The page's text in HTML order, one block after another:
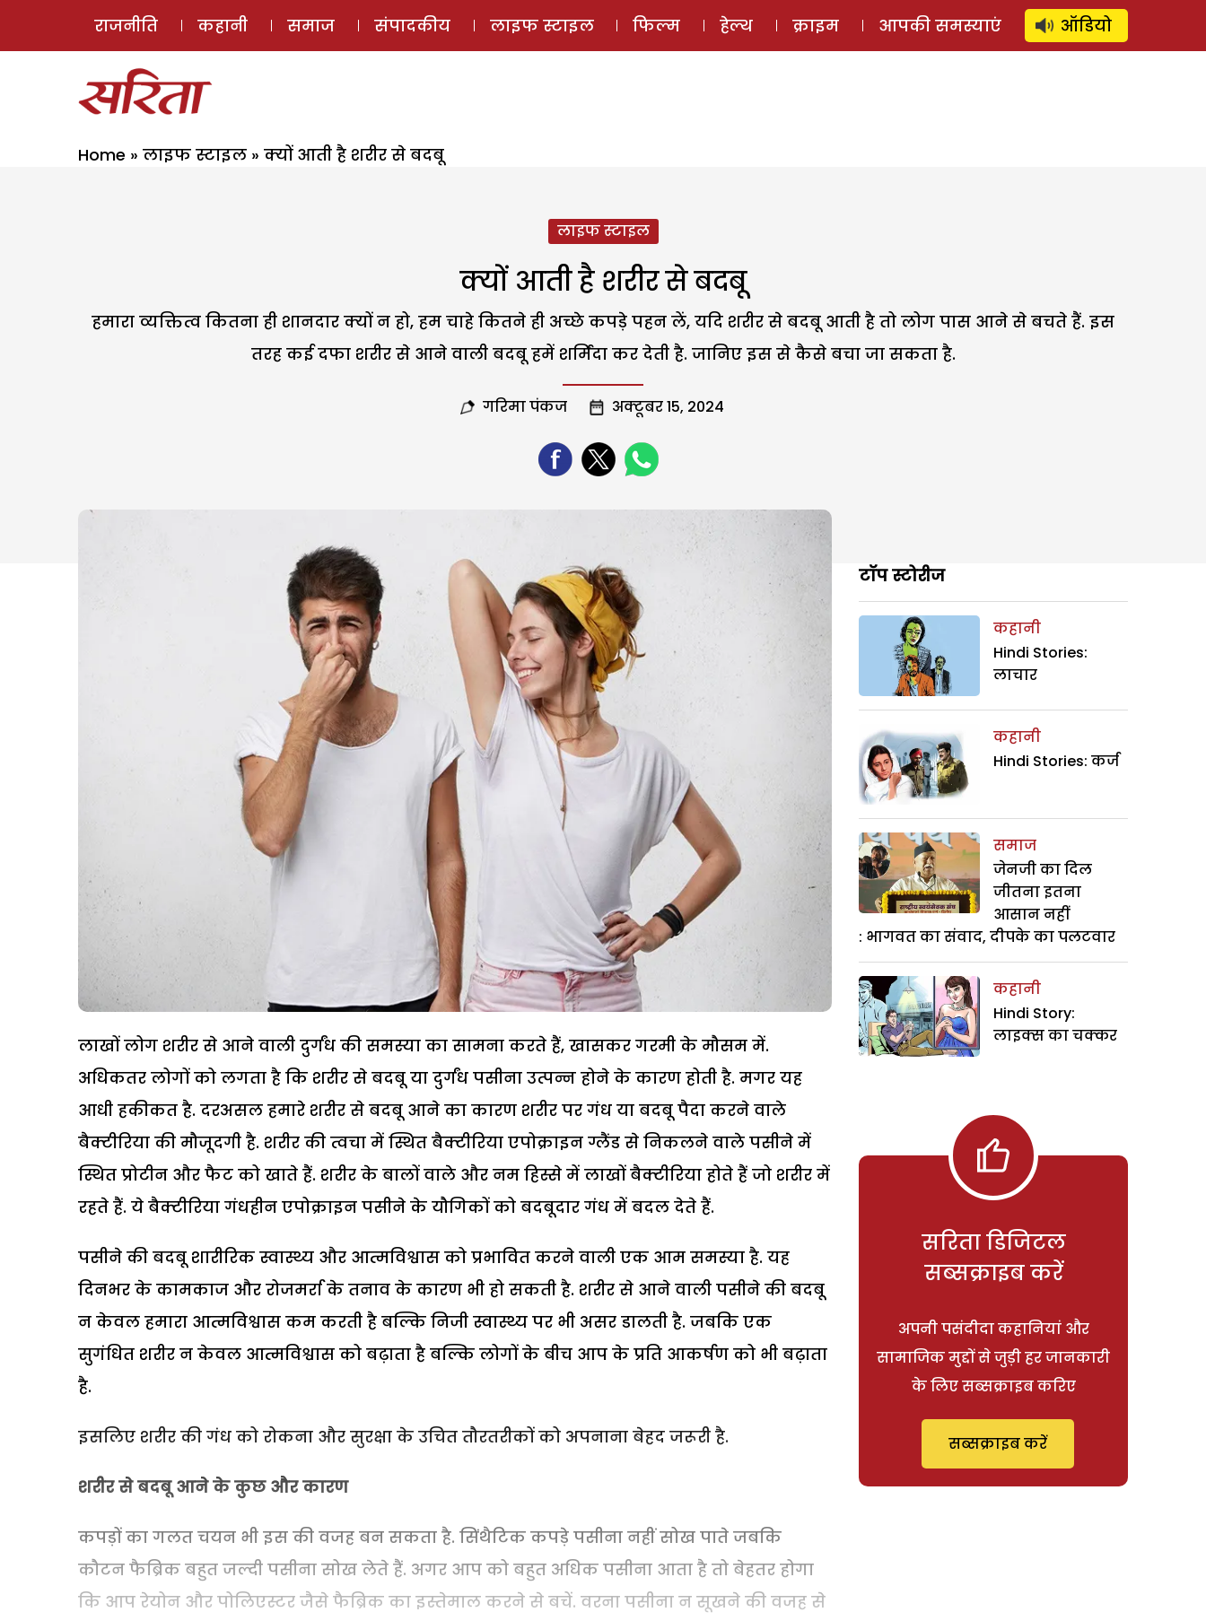
ई-मैगज़ीन ऑडियो स्टोरी लॉग इन ⚲ SUBSCRIBE
राजनीति कहानी समाज संपादकीय लाइफ स्टाइल फिल्म हेल्थ क्राइम आपकी समस्याएं ऑडियो
Home » लाइफ स्टाइल » क्यों आती है शरीर से बदबू
लाइफ स्टाइल
क्यों आती है शरीर से बदबू
हमारा व्यक्तित्व कितना ही शानदार क्यों न हो, हम चाहे कितने ही अच्छे कपड़े पहन लें, यदि शरीर से बदबू आती है तो लोग पास आने से बचते हैं. इस
तरह कई दफा शरीर से आने वाली बदबू हमें शर्मिंदा कर देती है. जानिए इस से कैसे बचा जा सकता है.
गरिमा पंकज अक्टूबर 15, 2024
लाखों लोग शरीर से आने वाली दुर्गंध की समस्या का सामना करते हैं, खासकर गरमी के मौसम में.
अधिकतर लोगों को लगता है कि शरीर से बदबू या दुर्गंध पसीना उत्पन्न होने के कारण होती है. मगर यह
आधी हकीकत है. दरअसल हमारे शरीर से बदबू आने का कारण शरीर पर गंध या बदबू पैदा करने वाले
बैक्टीरिया की मौजूदगी है. शरीर की त्वचा में स्थित बैक्टीरिया एपोक्राइन ग्लैंड से निकलने वाले पसीने में
स्थित प्रोटीन और फैट को खाते हैं. शरीर के बालों वाले और नम हिस्से में लाखों बैक्टीरिया होते हैं जो शरीर में
रहते हैं. ये बैक्टीरिया गंधहीन एपोक्राइन पसीने के यौगिकों को बदबूदार गंध में बदल देते हैं.
पसीने की बदबू शारीरिक स्वास्थ्य और आत्मविश्वास को प्रभावित करने वाली एक आम समस्या है. यह
दिनभर के कामकाज और रोजमर्रा के तनाव के कारण भी हो सकती है. शरीर से आने वाली पसीने की बदबू
न केवल हमारा आत्मविश्वास कम करती है बल्कि निजी स्वास्थ्य पर भी असर डालती है. जबकि एक
सुगंधित शरीर न केवल आत्मविश्वास को बढ़ाता है बल्कि लोगों के बीच आप के प्रति आकर्षण को भी बढ़ाता
है.
इसलिए शरीर की गंध को रोकना और सुरक्षा के उचित तौरतरीकों को अपनाना बेहद जरूरी है.
शरीर से बदबू आने के कुछ और कारण
कपड़ों का गलत चयन भी इस की वजह बन सकता है. सिंथैटिक कपड़े पसीना नहीं सोख पाते जबकि
कौटन फैब्रिक बहुत जल्दी पसीना सोख लेते हैं. अगर आप को बहुत अधिक पसीना आता है तो बेहतर होगा
कि आप रेयोन और पोलिएस्टर जैसे फैब्रिक का इस्तेमाल करने से बचें. वरना पसीना न सूखने की वजह से
टॉप स्टोरीज
कहानी
Hindi Stories:
लाचार
कहानी
Hindi Stories: कर्ज
समाज
जेनजी का दिल
जीतना इतना
आसान नहीं
: भागवत का संवाद, दीपके का पलटवार
कहानी
Hindi Story:
लाइक्स का चक्कर
सरिता डिजिटल
सब्सक्राइब करें
अपनी पसंदीदा कहानियां और
सामाजिक मुद्दों से जुड़ी हर जानकारी
के लिए सब्सक्राइब करिए
सब्सक्राइब करें